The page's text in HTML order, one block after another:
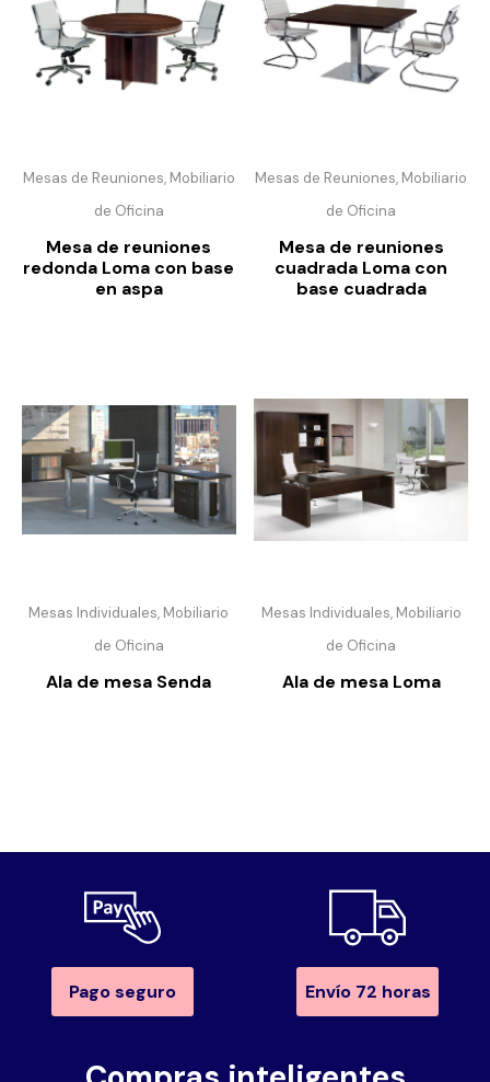
Mesas de Reuniones, Mobiliario
de Oficina
Mesa de reuniones
redonda Loma con base
en aspa
Mesas de Reuniones, Mobiliario
de Oficina
Mesa de reuniones
cuadrada Loma con
base cuadrada
Mesas Individuales, Mobiliario
de Oficina
Ala de mesa Senda
Mesas Individuales, Mobiliario
de Oficina
Ala de mesa Loma
Pago seguro Envío 72 horas